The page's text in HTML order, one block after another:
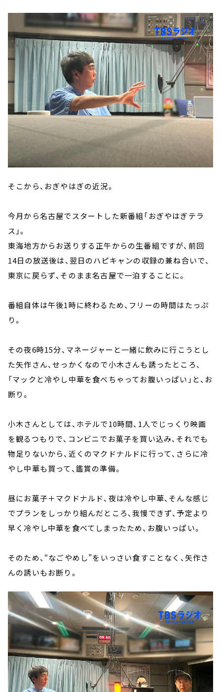
そこから、おぎやはぎの近況。
今月から名古屋でスタートした新番組「おぎやはぎテラ
ス」。
東海地方からお送りする正午からの生番組ですが、前回
14日の放送後は、翌日のハピキャンの収録の兼ね合いで、
東京に戻らず、そのまま名古屋で一泊することに。
番組自体は午後1時に終わるため、フリーの時間はたっぷ
り。
その夜6時15分、マネージャーと一緒に飲みに行こうとし
た矢作さん、せっかくなので小木さんも誘ったところ、
「マックと冷やし中華を食べちゃってお腹いっぱい」と、お
断り。
小木さんとしては、ホテルで10時間、1人でじっくり映画
を観るつもりで、コンビニでお菓子を買い込み、それでも
物足りないから、近くのマクドナルドに行って、さらに冷
やし中華も買って、鑑賞の準備。
昼にお菓子＋マクドナルド、夜は冷やし中華、そんな感じ
でプランをしっかり組んだところ、我慢できず、予定より
早く冷やし中華を食べてしまったため、お腹いっぱい。
そのため、“なごやめし”をいっさい食すことなく、矢作さ
んの誘いもお断り。